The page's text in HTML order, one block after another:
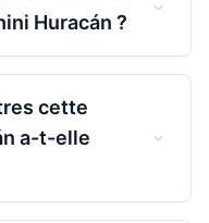
Huracán ?
cette
a-t-elle